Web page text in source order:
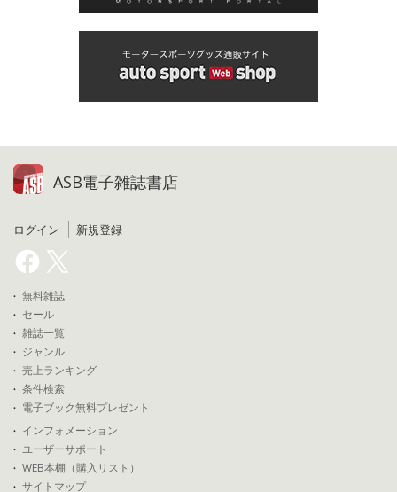
ASB電子雑誌書店
ログイン 新規登録
無料雑誌
セール
雑誌一覧
ジャンル
売上ランキング
条件検索
電子ブック無料プレゼント
インフォメーション
ユーザーサポート
WEB本棚（購入リスト）
サイトマップ